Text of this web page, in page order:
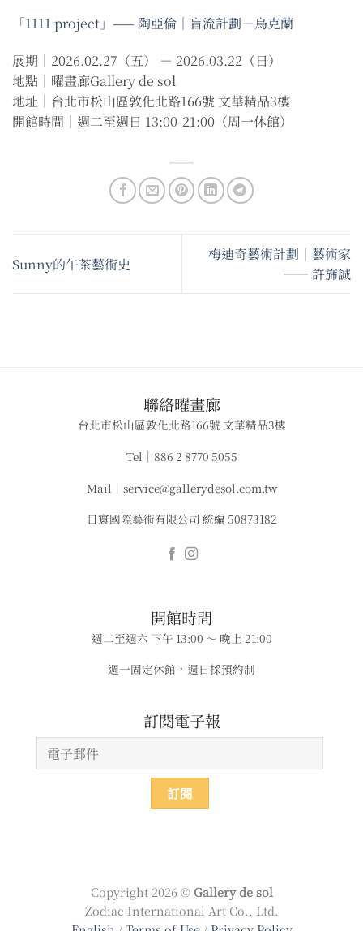
「1111 project」—— 陶亞倫｜盲流計劃－烏克蘭
展期｜2026.02.27（五） － 2026.03.22（日）
地點｜曜畫廊Gallery de sol
地址｜台北市松山區敦化北路166號 文華精品3樓
開館時間｜週二至週日 13:00-21:00（周一休館）
Sunny的午茶藝術史
梅迪奇藝術計劃｜藝術家
—— 許旆誠
​聯絡曜畫廊
台北市松山區敦化北路166號 文華精品3樓
Tel｜886 2 8770 5055
Mail｜service@gallerydesol.com.tw
日寰國際藝術有限公司 統編 50873182
​​開館時間
週二至週六 下午 13:00 ～ 晚上 21:00
週一固定休館，週日採預約制
​​​訂閱電子報
Copyright 2026 © Gallery de sol
Zodiac International Art Co., Ltd.